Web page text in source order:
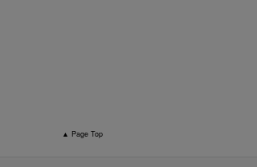
▲ Page Top